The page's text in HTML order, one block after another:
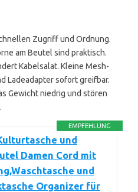
Zugriff und Ordnung.
am Beutel sind praktisch.
Kabelsalat. Kleine Mesh-
Ladeadapter sofort greifbar.
Gewicht niedrig und stören
EMPFEHLUNG
und
Damen Cord mit
und
Organizer für